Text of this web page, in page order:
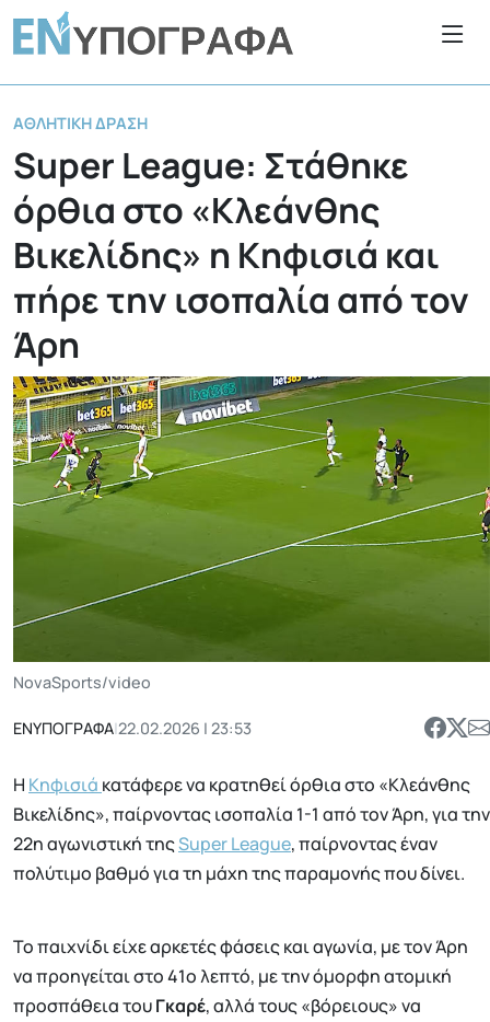
ΑΘΛΗΤΙΚΉ ΔΡΆΣΗ
Super League: Στάθηκε
όρθια στο «Κλεάνθης
Βικελίδης» η Κηφισιά και
πήρε την ισοπαλία από τον
Άρη
NovaSports/video
ΕΝΥΠΟΓΡΑΦΑ|22.02.2026 | 23:53
Η Κηφισιά κατάφερε να κρατηθεί όρθια στο «Κλεάνθης
Βικελίδης», παίρνοντας ισοπαλία 1-1 από τον Άρη, για την
22η αγωνιστική τηςSuper League, παίρνοντας έναν
πολύτιμο βαθμό για τη μάχη της παραμονής που δίνει.
Το παιχνίδι είχε αρκετές φάσεις και αγωνία, με τον Άρη
να προηγείται στο 41ο λεπτό, με την όμορφη ατομική
προσπάθεια τουΓκαρέ, αλλά τους «βόρειους» να